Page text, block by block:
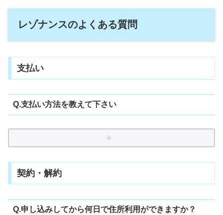
レゾナンスのよくある質問
支払い
Q.支払い方法を教えて下さい
契約・解約
Q.申し込みしてから何日で住所利用ができますか？